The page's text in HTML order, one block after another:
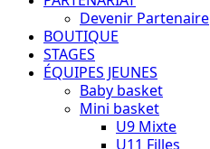
Devenir Partenaire
BOUTIQUE
STAGES
ÉQUIPES JEUNES
Baby basket
Mini basket
U9 Mixte
U11 Filles